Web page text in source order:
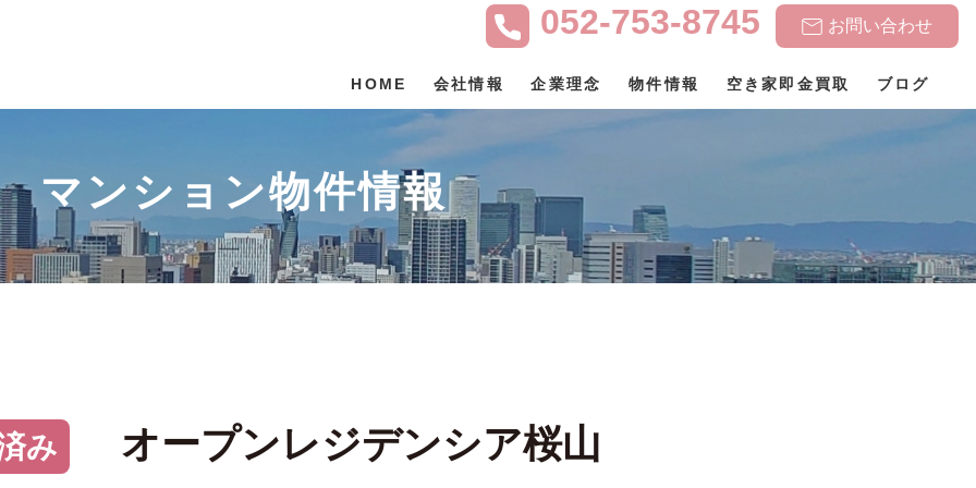
HOME 会社情報 企業理念 物件情報 空き家即金買取 ブログ
052-753-8745 お問い合わせ
空き家即金買取
ブログ
マンション物件情報
み オープンレジデンシア桜山